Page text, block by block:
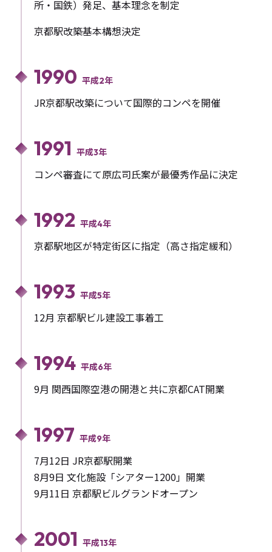
所・国鉄）発足、基本理念を制定
京都駅改築基本構想決定
1990 平成2年
JR京都駅改築について国際的コンペを開催
1991 平成3年
コンペ審査にて原広司氏案が最優秀作品に決定
1992 平成4年
京都駅地区が特定街区に指定（高さ指定緩和）
1993 平成5年
12月 京都駅ビル建設工事着工
1994 平成6年
9月 関西国際空港の開港と共に京都CAT開業
1997 平成9年
7月12日 JR京都駅開業
8月9日 文化施設「シアター1200」開業
9月11日 京都駅ビルグランドオープン
2001 平成13年